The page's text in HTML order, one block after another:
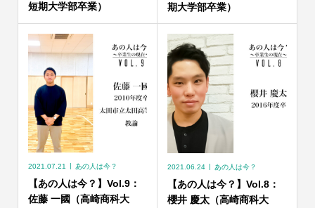
短期大学部卒業）
期大学部卒業）
2021.07.21 あの人は今？
【あの人は今？】Vol.9：
佐藤 一國（高崎商科大
2021.06.24 あの人は今？
【あの人は今？】Vol.8：
櫻井 慶太（高崎商科大